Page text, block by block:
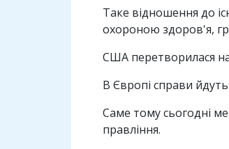
Таке відношення до
охороною здоров'я,
США перетворилася на
В Європі справи
Саме тому сьогодні
правління.